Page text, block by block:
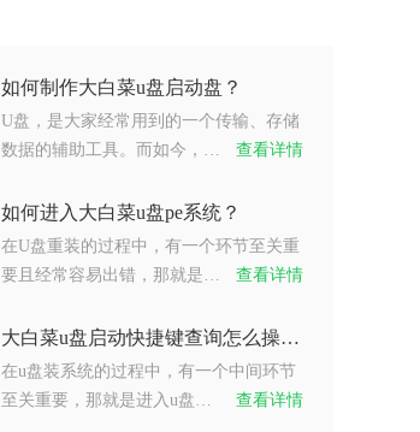
如何制作大白菜u盘启动盘？
U盘，是大家经常用到的一个传输、存储
数据的辅助工具。而如今，…
查看详情
如何进入大白菜u盘pe系统？
在U盘重装的过程中，有一个环节至关重
要且经常容易出错，那就是…
查看详情
大白菜u盘启动快捷键查询怎么操作？
在u盘装系统的过程中，有一个中间环节
至关重要，那就是进入u盘…
查看详情